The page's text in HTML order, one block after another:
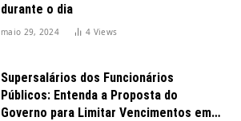
durante o dia
maio 29, 2024 4 Views
Supersalários dos Funcionários
Públicos: Entenda a Proposta do
Governo para Limitar Vencimentos em